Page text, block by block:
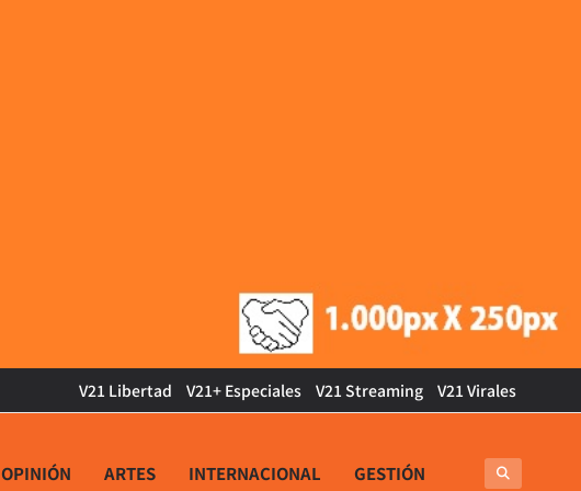
V21 Libertad V21+ Especiales V21 Streaming V21 Virales
OPINIÓN ARTES INTERNACIONAL GESTIÓN